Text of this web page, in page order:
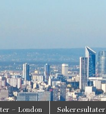
– London Søkeresultater